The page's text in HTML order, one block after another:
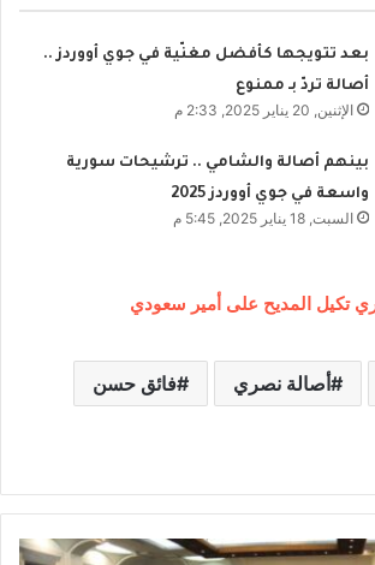
بعد تتويجها كأفضل مغنّية في جوي أووردز ..
أصالة تردّ بـ ممنوع
الإثنين, 20 يناير 2025, 2:33 م
بينهم أصالة والشامي .. ترشيحات سورية
واسعة في جوي أووردز 2025
السبت, 18 يناير 2025, 5:45 م
تكيل المديح على أمير سعودي
أصالة نصري فائق حسن